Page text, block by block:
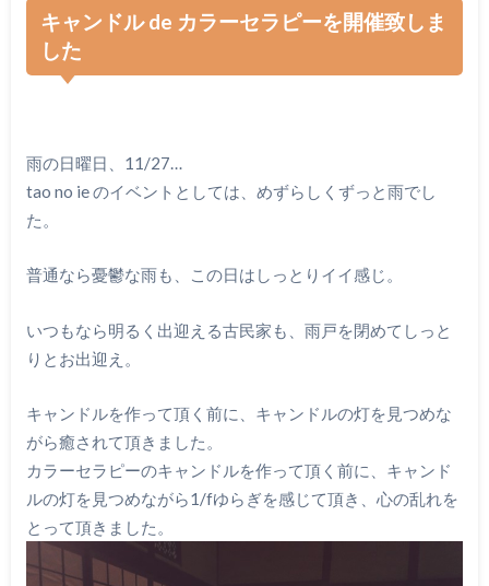
キャンドル de カラーセラピーを開催致しま
した
雨の日曜日、11/27…
tao no ie のイベントとしては、めずらしくずっと雨でし
た。
普通なら憂鬱な雨も、この日はしっとりイイ感じ。
いつもなら明るく出迎える古民家も、雨戸を閉めてしっと
りとお出迎え。
キャンドルを作って頂く前に、キャンドルの灯を見つめな
がら癒されて頂きました。
カラーセラピーのキャンドルを作って頂く前に、キャンド
ルの灯を見つめながら1/fゆらぎを感じて頂き、心の乱れを
とって頂きました。